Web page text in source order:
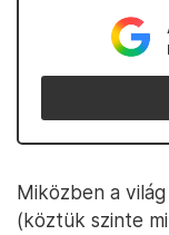
Miközben a
(köztük szinte